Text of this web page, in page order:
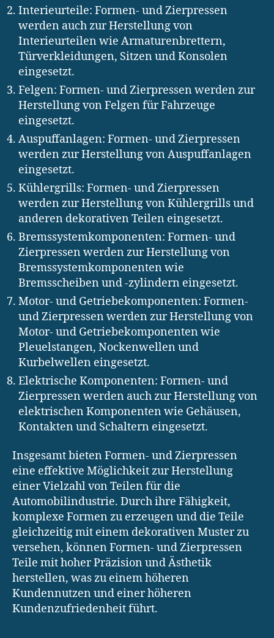
Interieurteile: Formen- und Zierpressen
werden auch zur Herstellung von
Interieurteilen wie Armaturenbrettern,
Türverkleidungen, Sitzen und Konsolen
eingesetzt.
Felgen: Formen- und Zierpressen werden zur
Herstellung von Felgen für Fahrzeuge
eingesetzt.
Auspuffanlagen: Formen- und Zierpressen
werden zur Herstellung von Auspuffanlagen
eingesetzt.
Kühlergrills: Formen- und Zierpressen
werden zur Herstellung von Kühlergrills und
anderen dekorativen Teilen eingesetzt.
Bremssystemkomponenten: Formen- und
Zierpressen werden zur Herstellung von
Bremssystemkomponenten wie
Bremsscheiben und -zylindern eingesetzt.
Motor- und Getriebekomponenten: Formen-
und Zierpressen werden zur Herstellung von
Motor- und Getriebekomponenten wie
Pleuelstangen, Nockenwellen und
Kurbelwellen eingesetzt.
Elektrische Komponenten: Formen- und
Zierpressen werden auch zur Herstellung von
elektrischen Komponenten wie Gehäusen,
Kontakten und Schaltern eingesetzt.
Insgesamt bieten Formen- und Zierpressen
eine effektive Möglichkeit zur Herstellung
einer Vielzahl von Teilen für die
Automobilindustrie. Durch ihre Fähigkeit,
komplexe Formen zu erzeugen und die Teile
gleichzeitig mit einem dekorativen Muster zu
versehen, können Formen- und Zierpressen
Teile mit hoher Präzision und Ästhetik
herstellen, was zu einem höheren
Kundennutzen und einer höheren
Kundenzufriedenheit führt.